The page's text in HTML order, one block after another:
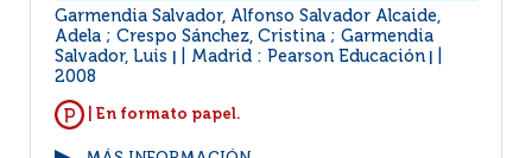
Garmendia Salvador, Alfonso Salvador Alcaide,
Adela ; Crespo Sánchez, Cristina ; Garmendia
Salvador, Luis
Madrid : Pearson Educación
2008
| En formato papel.